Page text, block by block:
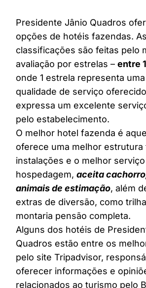
Presidente Jânio Quadros
opções de hotéis fazendas.
classificações são feitas pelo
avaliação por estrelas – entre
onde 1 estrela representa
qualidade de serviço
expressa um excelente
pelo estabelecimento.
O melhor hotel fazenda é
oferece uma melhor estrutura
instalações e o melhor
hospedagem, aceita
animais de estimação, além
extras de diversão, como
montaria pensão completa.
Alguns dos hotéis de
Quadros estão entre os
pelo site Tripadvisor,
oferecer informações e
relacionados ao turismo pelo